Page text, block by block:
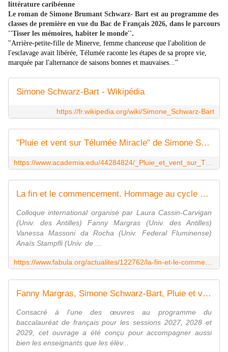
littérature caribéenne
Le roman de Simone Brumant Schwarz- Bart est au programme des
classes de première en vue du Bac de Français 2026, dans le parcours
''Tisser les mémoires, habiter le monde''.
''Arrière-petite-fille de Minerve, femme chanceuse que l'abolition de
l'esclavage avait libérée, Télumée raconte les étapes de sa propre vie,
marquée par l'alternance de saisons bonnes et mauvaises...''
Simone Schwarz-Bart - Wikipédia
https://fr.wikipedia.org/wiki/Simone_Schwarz-Bart
"Pluie et vent sur Télumée Miracle" de Simone Schwarz-Bart : l'identité des héroïnes antillaises by Tatiana Pieters
La fin et le commencement. Hommage au cycle antillais de Simone et André Schwarz-Bart (en ligne)
Colloque international organisé par Laura Cassin-Carvigan
(Univ. des Antilles) Fanny Margras (Univ. des Antilles)
Vanessa Massoni da Rocha (Univ. Federal Fluminense)
Anaïs Stampfli (Univ. de ...
Fanny Margras, Simone Schwarz-Bart, Pluie et vent sur Télumée Miracle
Consacré à l'une des œuvres au programme du
baccalauréat de français pour les sessions 2027, 2028 et
2029, cet ouvrage a été conçu pour accompagner aussi
bien les enseignants que les élèv...